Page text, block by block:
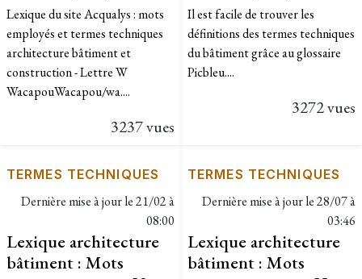
Lexique du site Acqualys : mots
employés et termes techniques
architecture bâtiment et
construction - Lettre W ​
WacapouWacapou/wa....
3237 vues
Il est facile de trouver les
définitions des termes techniques
du bâtiment grâce au glossaire
Picbleu....
3272 vues
TERMES TECHNIQUES
Dernière mise à jour le21/02 à
08:00
Lexique architecture
bâtiment : Mots
TERMES TECHNIQUES
Dernière mise à jour le28/07 à
03:46
Lexique architecture
bâtiment : Mots